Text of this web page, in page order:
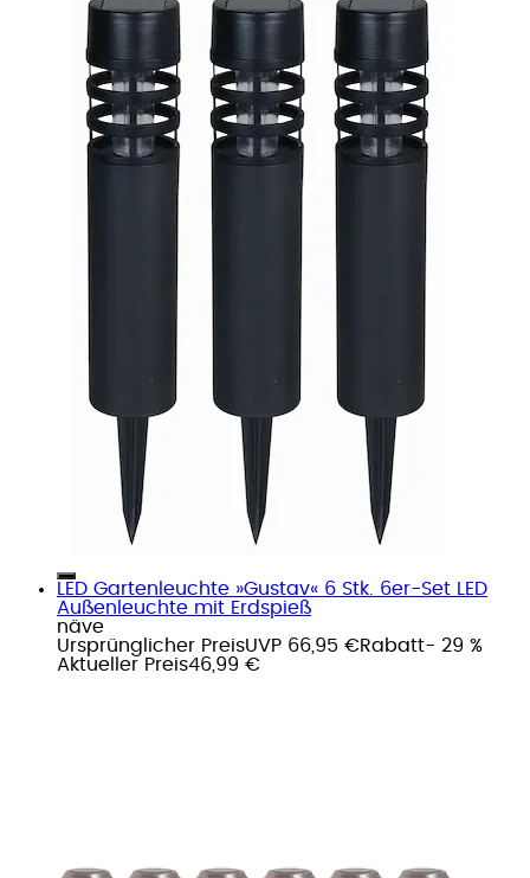
LED Gartenleuchte »Gustav« 6 Stk. 6er-Set LED
Außenleuchte mit Erdspieß
näve
Ursprünglicher PreisUVP 66,95 €Rabatt- 29 %
Aktueller Preis46,99 €